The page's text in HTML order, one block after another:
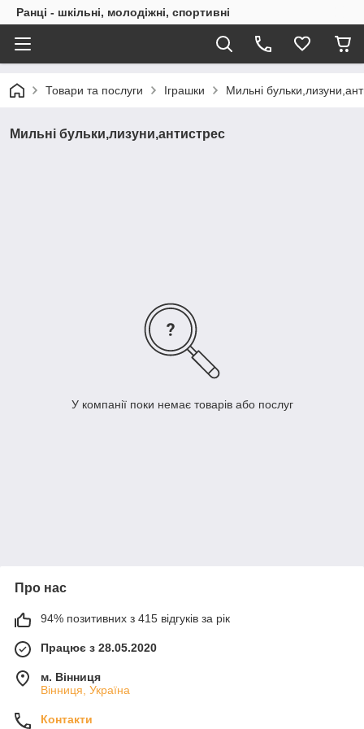
Ранці - шкільні, молодіжні, спортивні
Товари та послуги Іграшки Мильні
Мильні бульки,лизуни,антистрес
У компанії поки немає товарів або послуг
Про нас
94% позитивних з 415 відгуків за рік
Працює з 28.05.2020
м. Вінниця
Вінниця, Україна
Контакти